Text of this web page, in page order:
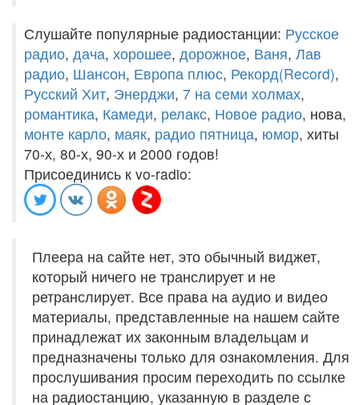
Слушайте популярные радиостанции: Русское
радио, дача, хорошее, дорожное, Ваня, Лав
радио, Шансон, Европа плюс, Рекорд(Record),
Русский Хит, Энерджи, 7 на семи холмах,
романтика, Камеди, релакс, Новое радио, нова,
монте карло, маяк, радио пятница, юмор, хиты
70-х, 80-х, 90-х и 2000 годов!
Присоединись к vo-radio:
Плеера на сайте нет, это обычный виджет,
который ничего не транслирует и не
ретранслирует. Все права на аудио и видео
материалы, представленные на нашем сайте
принадлежат их законным владельцам и
предназначены только для ознакомления. Для
прослушивания просим переходить по ссылке
на радиостанцию, указанную в разделе с